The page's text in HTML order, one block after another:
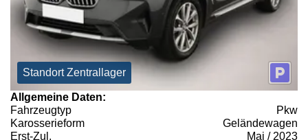
Standort Zentrallager
Allgemeine Daten:
Fahrzeugtyp
Pkw
Karosserieform
Geländewagen
Erst-Zul.
Mai / 2023